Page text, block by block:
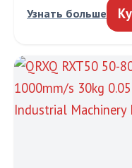
Узнать больше